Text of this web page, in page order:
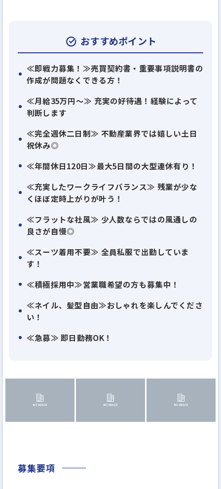
基本残業なし＆前後1時間のフレックス制で、送り迎
えも余裕を持って。
……・・・………・・・………・・・………・・・
………・・・………・・・
下の子がまだ小さく、フルタイムで働く意欲はある
うのではないかと心配でした。
いざ入社してみると、定時上りがベースで、急な子供
の発熱によるお休みにも対応してくださります。
終業時間を過ぎようものなら、むしろお迎えの時間
”仕事の時間”も”ママの時間”も両立できるのが魅力
……・・・………・・・………・・・………・・・
………・・・………・・・
制を築くための募集です。
営業職の増員、新規事業の立ち上げがあり業務量が
増えています。今後更に増えていく業務量を見越して
バックオフィスとして一緒に会社を盛り上げていた
の裁量にお任せいたします！
おすすめポイント
≪即戦力募集！≫売買契約書・重要事項説明書の
作成が問題なくできる方！
≪月給35万円～≫ 充実の好待遇！経験によって
判断します
≪完全週休二日制≫ 不動産業界では嬉しい土日
祝休み◎
≪年間休日120日≫最大5日間の大型連休有り！
≪充実したワークライフバランス≫ 残業が少な
くほぼ定時上がりが叶う！
≪フラットな社風≫ 少人数ならではの風通しの
良さが自慢◎
≪スーツ着用不要≫ 全員私服で出勤していま
す！
≪積極採用中≫営業職希望の方も募集中！
≪ネイル、髪型自由≫おしゃれを楽しんでくださ
い！
≪急募≫ 即日勤務OK！
募集要項